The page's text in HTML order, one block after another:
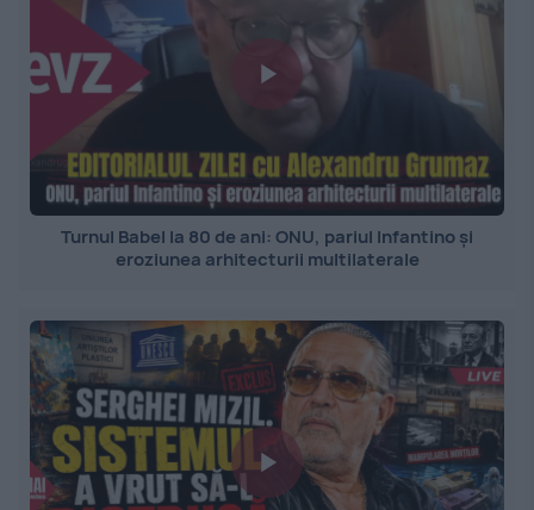
Turnul Babel la 80 de ani: ONU, pariul Infantino și
eroziunea arhitecturii multilaterale